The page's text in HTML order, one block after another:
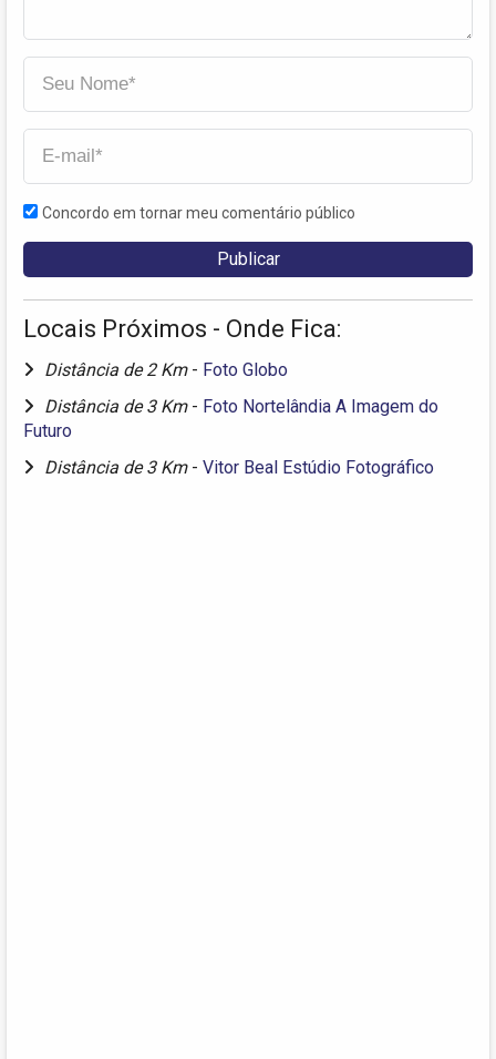
Concordo em tornar meu comentário público
Locais Próximos - Onde Fica:
Distância de 2 Km - Foto Globo
Distância de 3 Km - Foto Nortelândia A Imagem do
Futuro
Distância de 3 Km - Vitor Beal Estúdio Fotográfico